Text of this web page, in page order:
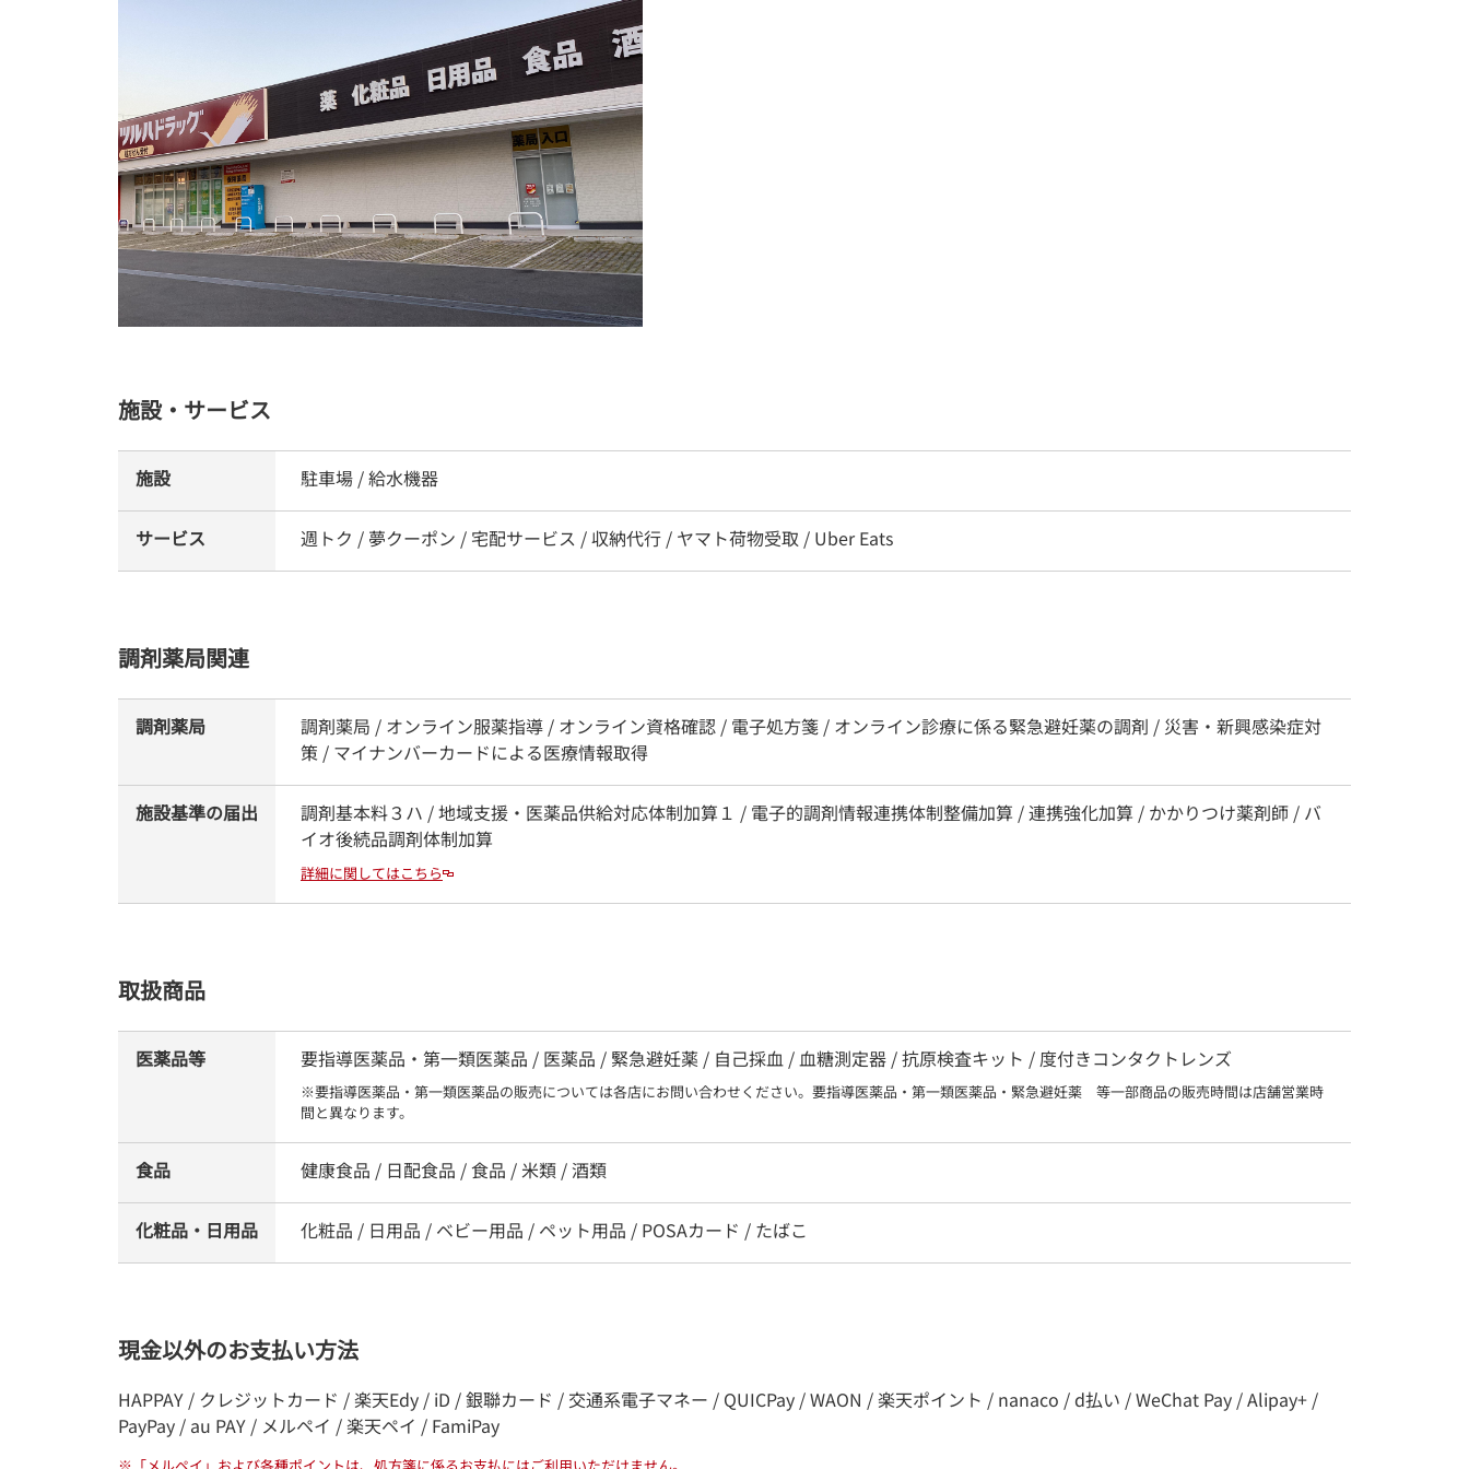
施設・サービス
施設 駐車場 / 給水機器
サービス 週トク / 夢クーポン / 宅配サービス / 収納代行 / ヤマト荷物受取 / Uber Eats
調剤薬局関連
調剤薬局
調剤薬局 / オンライン服薬指導 / オンライン資格確認 / 電子処方箋 / オンライン診療に係る緊急避妊薬の調剤 / 災害・新興感染症対
策 / マイナンバーカードによる医療情報取得
施設基準の届出
調剤基本料３ハ / 地域支援・医薬品供給対応体制加算１ / 電子的調剤情報連携体制整備加算 / 連携強化加算 / かかりつけ薬剤師 / バ
イオ後続品調剤体制加算
詳細に関してはこちら
取扱商品
医薬品等 要指導医薬品・第一類医薬品 / 医薬品 / 緊急避妊薬 / 自己採血 / 血糖測定器 / 抗原検査キット / 度付きコンタクトレンズ
※要指導医薬品・第一類医薬品の販売については各店にお問い合わせください。要指導医薬品・第一類医薬品・緊急避妊薬　等一部商品の販売時間は店舗営業時
間と異なります。
食品 健康食品 / 日配食品 / 食品 / 米類 / 酒類
化粧品・日用品 化粧品 / 日用品 / ベビー用品 / ペット用品 / POSAカード / たばこ
現金以外のお支払い方法
HAPPAY / クレジットカード / 楽天Edy / iD / 銀聯カード / 交通系電子マネー / QUICPay / WAON / 楽天ポイント / nanaco / d払い / WeChat Pay / Alipay+ /
PayPay / au PAY / メルペイ / 楽天ペイ / FamiPay